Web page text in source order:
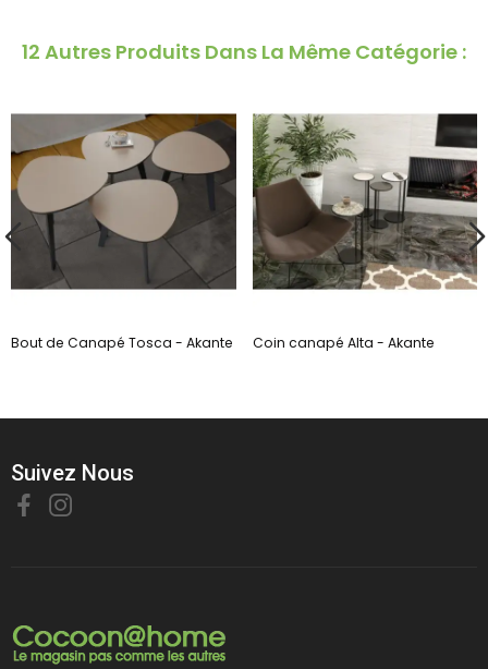
12 Autres Produits Dans La Même Catégorie :
Bout de Canapé Tosca - Akante Coin canapé Alta - Akante
Suivez Nous